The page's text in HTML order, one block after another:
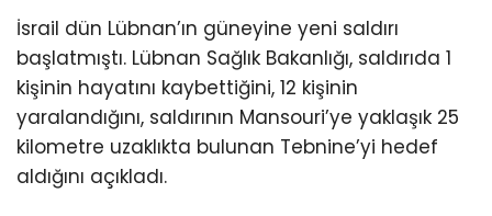
İsrail dün Lübnan’ın güneyine yeni saldırı
başlatmıştı. Lübnan Sağlık Bakanlığı, saldırıda 1
kişinin hayatını kaybettiğini, 12 kişinin
yaralandığını, saldırının Mansouri’ye yaklaşık 25
kilometre uzaklıkta bulunan Tebnine’yi hedef
aldığını açıkladı.